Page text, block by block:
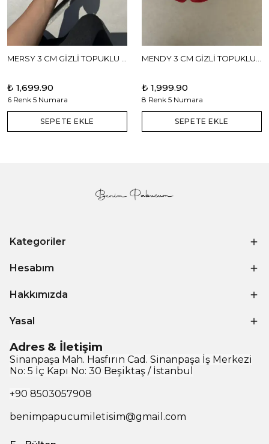
₺ 1,699.90
6 Renk 5 Numara
SEPETE EKLE
₺ 1,999.90
8 Renk 5 Numara
SEPETE EKLE
Kategoriler
Hesabım
Hakkımızda
Yasal
Adres & İletişim
Sinanpaşa Mah. Hasfırın Cad. Sinanpaşa İş Merkezi
No: 5 İç Kapı No: 30 Beşiktaş / İstanbul
+90 8503057908
benimpapucumiletisim@gmail.com